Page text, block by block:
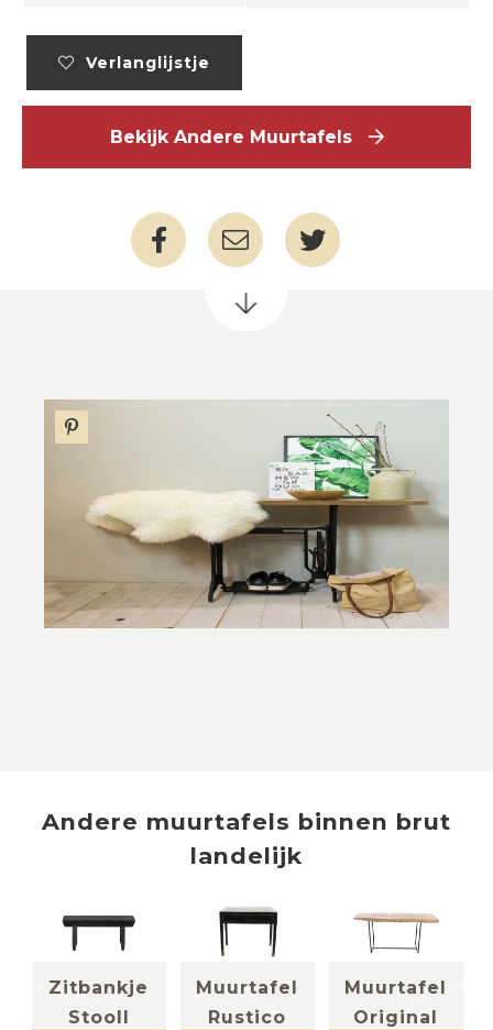
Verlanglijstje
Bekijk Andere Muurtafels
Andere muurtafels binnen brut
landelijk
Zitbankje
Stooll
Muurtafel
Rustico
Muurtafel
Original